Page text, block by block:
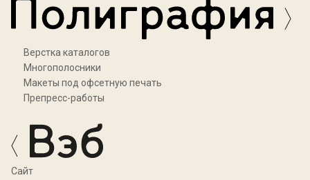
Верстка каталогов
Многополосники
Макеты под офсетную печать
Препресс-работы
Cайт